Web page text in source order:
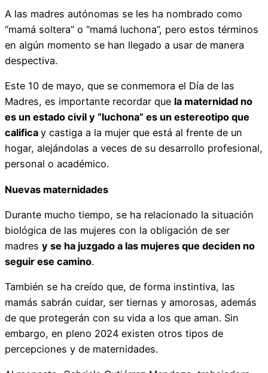
A las madres autónomas se les ha nombrado como
“mamá soltera” o “mamá luchona”, pero estos términos
en algún momento se han llegado a usar de manera
despectiva.
Este 10 de mayo, que se conmemora el Día de las
Madres, es importante recordar que la maternidad no
es un estado civil y “luchona” es un estereotipo que
califica y castiga a la mujer que está al frente de un
hogar, alejándolas a veces de su desarrollo profesional,
personal o académico.
Nuevas maternidades
Durante mucho tiempo, se ha relacionado la situación
biológica de las mujeres con la obligación de ser
madres y se ha juzgado a las mujeres que deciden no
seguir ese camino.
También se ha creído que, de forma instintiva, las
mamás sabrán cuidar, ser tiernas y amorosas, además
de que protegerán con su vida a los que aman. Sin
embargo, en pleno 2024 existen otros tipos de
percepciones y de maternidades.